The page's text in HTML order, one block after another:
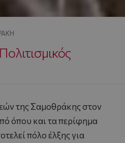
της Σαμοθράκης στον
όπου και τα περίφημα
πόλο έλξης για